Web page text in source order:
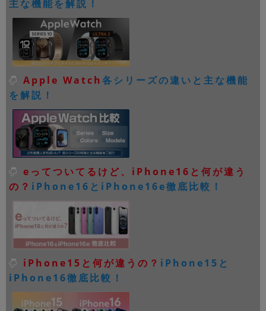
主な機能を解説！
Apple Watch各シリーズの違いと主な機能
を解説！
eってついてるけど、iPhone16と何が違う
の？ iPhone16とiPhone16e徹底比較！
iPhone15と何が違うの？ iPhone15と
iPhone16徹底比較！